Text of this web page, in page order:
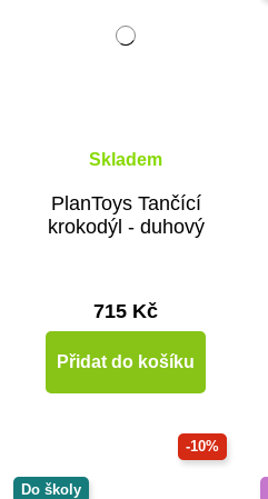
Skladem
PlanToys Tančící
krokodýl - duhový
715 Kč
Přidat do košíku
-10%
Do školy